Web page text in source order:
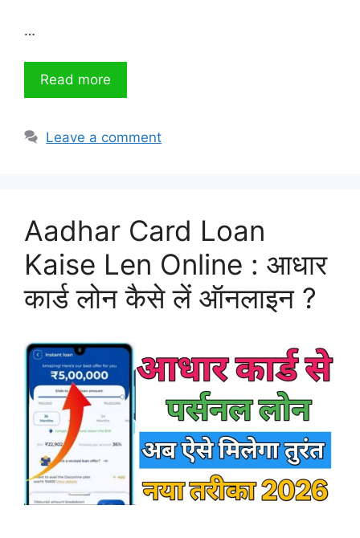
…
Read more
Leave a comment
Aadhar Card Loan
Kaise Len Online : आधार
कार्ड लोन कैसे लें ऑनलाइन ?